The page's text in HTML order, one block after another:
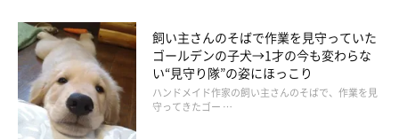
飼い主さんのそばで作業を見守っていた
ゴールデンの子犬→1才の今も変わらな
い“見守り隊”の姿にほっこり
ハンドメイド作家の飼い主さんのそばで、作業を見
守ってきたゴー …